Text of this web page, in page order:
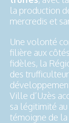
la production
mercredis et
Une volonté
filière aux
fidèles, la
des
Ville d’Uzès
sa légitimité
témoigne de